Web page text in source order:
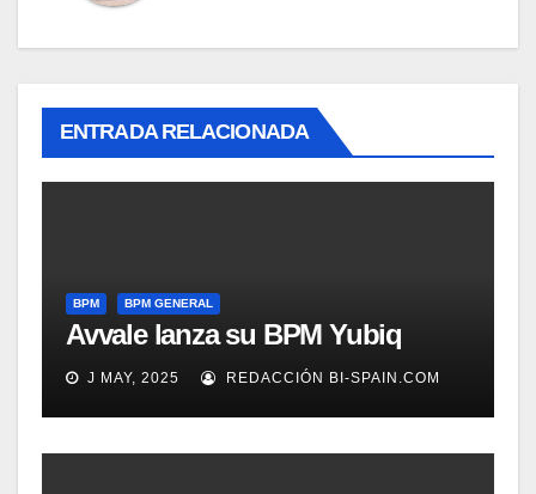
ENTRADA RELACIONADA
BPM BPM GENERAL
Avvale lanza su BPM Yubiq
J MAY, 2025 REDACCIÓN BI-SPAIN.COM